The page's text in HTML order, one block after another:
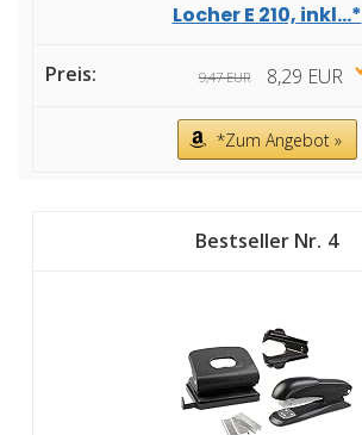
Locher E 210, inkl...*
9,47 EUR 8,29 EUR
*Zum Angebot »
4